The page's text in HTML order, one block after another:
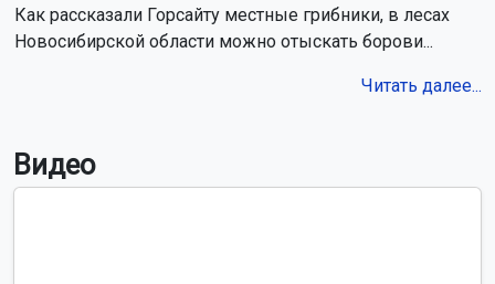
В Новосибирске ищут подрядчика для ремонта подпорной
стены на Ипподромской
В Новосибирской области отменили режим повышенной
Бастрыкин поручил завершить дела в отношении банды
подростков из Новосибирска